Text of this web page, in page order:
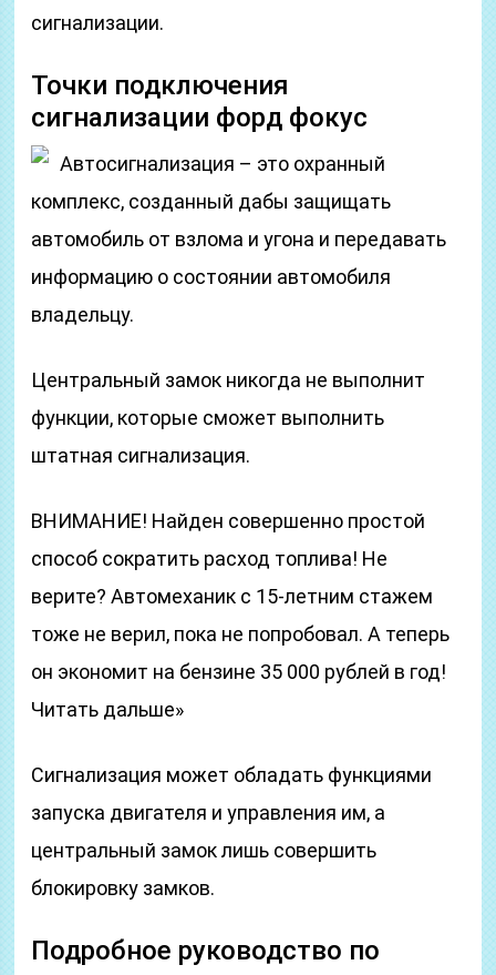
сигнализации.
Точки подключения
сигнализации форд фокус
Автосигнализация – это охранный
комплекс, созданный дабы защищать
автомобиль от взлома и угона и передавать
информацию о состоянии автомобиля
владельцу.
Центральный замок никогда не выполнит
функции, которые сможет выполнить
штатная сигнализация.
ВНИМАНИЕ! Найден совершенно простой
способ сократить расход топлива! Не
верите? Автомеханик с 15-летним стажем
тоже не верил, пока не попробовал. А теперь
он экономит на бензине 35 000 рублей в год!
Читать дальше»
Сигнализация может обладать функциями
запуска двигателя и управления им, а
центральный замок лишь совершить
блокировку замков.
Подробное руководство по